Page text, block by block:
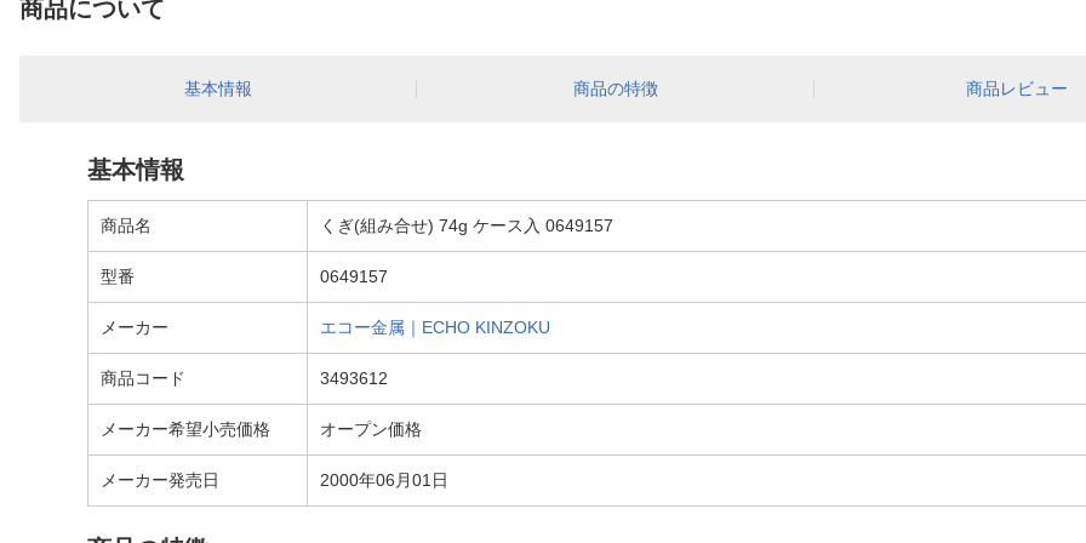
商品について
基本情報 商品の特徴 商品レビュー
基本情報
商品名 くぎ(組み合せ) 74g ケース入 0649157
型番 0649157
メーカー エコー金属｜ECHO KINZOKU
商品コード 3493612
メーカー希望小売価格 オープン価格
メーカー発売日 2000年06月01日